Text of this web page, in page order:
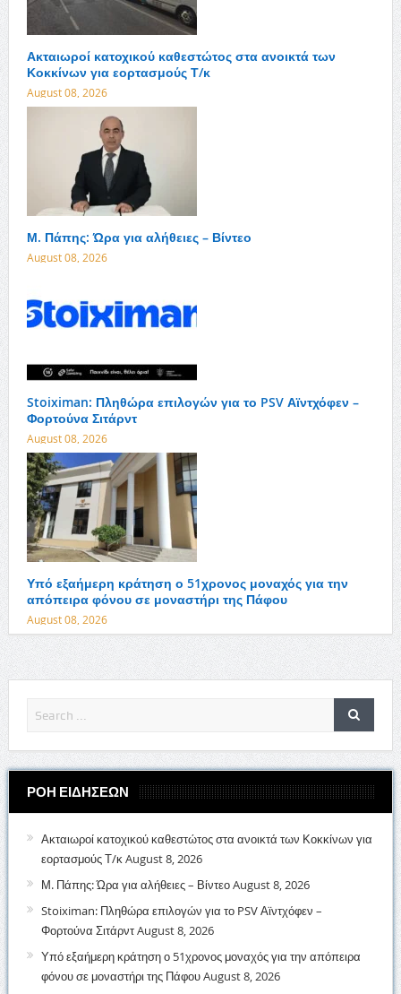
Ακταιωροί κατοχικού καθεστώτος στα ανοικτά των
Κοκκίνων για εορτασμούς Τ/κ
August 08, 2026
Μ. Πάπης: Ώρα για αλήθειες – Βίντεο
August 08, 2026
Stoiximan: Πληθώρα επιλογών για το PSV Αϊντχόφεν –
Φορτούνα Σιτάρντ
August 08, 2026
Υπό εξαήμερη κράτηση ο 51χρονος μοναχός για την
απόπειρα φόνου σε μοναστήρι της Πάφου
August 08, 2026
ΡΟΗ ΕΙΔΗΣΕΩΝ
Ακταιωροί κατοχικού καθεστώτος στα ανοικτά των Κοκκίνων για
εορτασμούς Τ/κAugust 8, 2026
Μ. Πάπης: Ώρα για αλήθειες – ΒίντεοAugust 8, 2026
Stoiximan: Πληθώρα επιλογών για το PSV Αϊντχόφεν –
Φορτούνα ΣιτάρντAugust 8, 2026
Υπό εξαήμερη κράτηση ο 51χρονος μοναχός για την απόπειρα
φόνου σε μοναστήρι της ΠάφουAugust 8, 2026